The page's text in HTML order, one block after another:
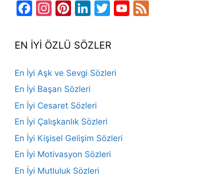
Facebook
Instagram
Pinterest
LinkedIn
TwitterYouTube
EN İYİ ÖZLÜ SÖZLER
En İyi Aşk ve Sevgi Sözleri
En İyi Başarı Sözleri
En İyi Cesaret Sözleri
En İyi Çalışkanlık Sözleri
En İyi Kişisel Gelişim Sözleri
En İyi Motivasyon Sözleri
En İyi Mutluluk Sözleri